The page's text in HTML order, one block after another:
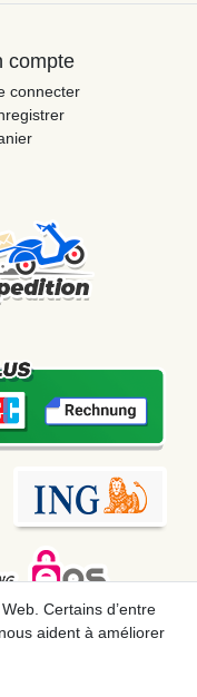
compte
connecter
confidentialité
Certains d’entre
aident à améliorer